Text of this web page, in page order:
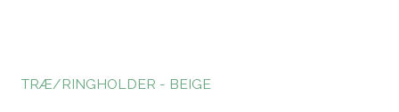
TRÆ/RINGHOLDER - BEIGE